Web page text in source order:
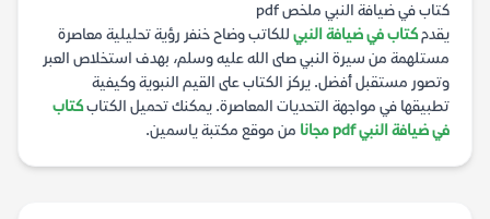
كتاب في ضيافة النبي ملخص pdf
يقدمكتاب في ضيافة النبي للكاتب وضاح خنفر رؤية تحليلية معاصرة
مستلهمة من سيرة النبي صلى الله عليه وسلم، بهدف استخلاص العبر
وتصور مستقبل أفضل. يركز الكتاب على القيم النبوية وكيفية
تطبيقها في مواجهة التحديات المعاصرة. يمكنك تحميل الكتابكتاب
في ضيافة النبي pdf مجانا
من موقع مكتبة ياسمين.